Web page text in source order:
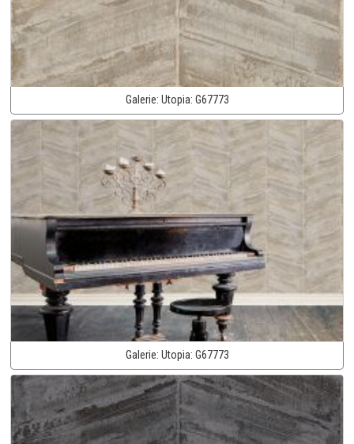
Galerie: Utopia: G67773
Galerie: Utopia: G67773